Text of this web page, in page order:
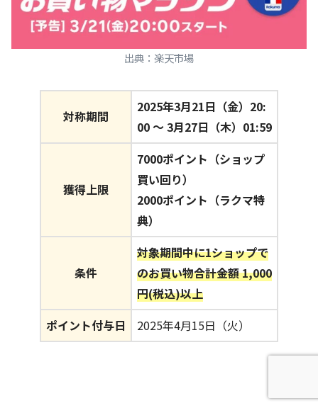
出典：楽天市場
対称期間
2025年3月21日（金）20:
00 〜 3月27日（木）01:59
獲得上限
7000ポイント（ショップ
買い回り）
2000ポイント（ラクマ特
典）
条件
対象期間中に1ショップで
のお買い物合計金額 1,000
円(税込)以上
ポイント付与日
2025年4月15日（火）